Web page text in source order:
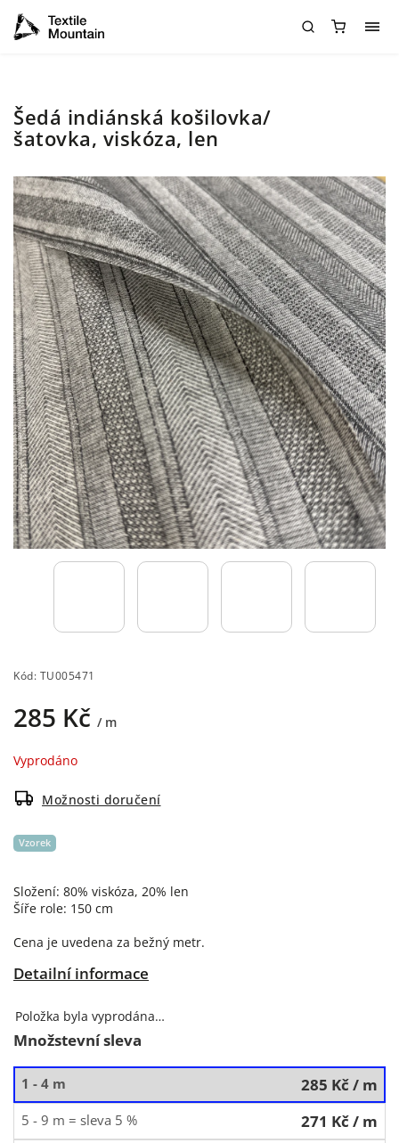
Šedá indiánská košilovka/
šatovka, viskóza, len
Kód: TU005471
285 Kč / m
Vyprodáno
Možnosti doručení
Složení: 80% viskóza, 20% len
Šíře role: 150 cm
Cena je uvedena za bežný metr.
Detailní informace
Vzorek
Položka byla vyprodána…
Množstevní sleva
1 - 4 m 285 Kč/ m
5 - 9 m = sleva 5 % 271 Kč/ m